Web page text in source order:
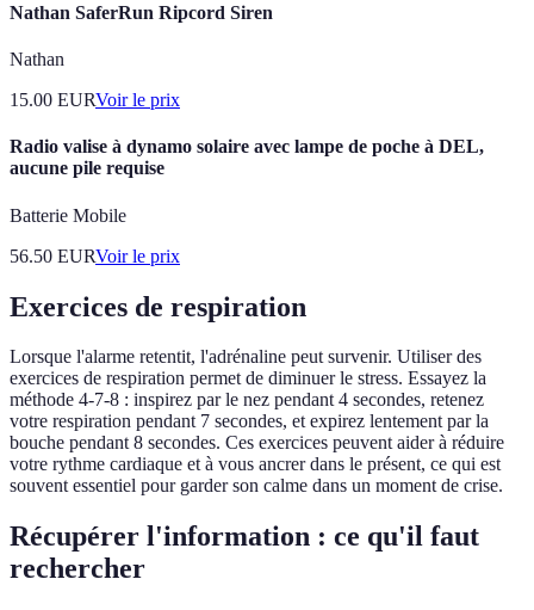
Nathan SaferRun Ripcord Siren
Nathan
15.00 EURVoir le prix
Radio valise à dynamo solaire avec lampe de poche à DEL,
aucune pile requise
Batterie Mobile
56.50 EURVoir le prix
Exercices de respiration
Lorsque l'alarme retentit, l'adrénaline peut survenir. Utiliser des
exercices de respiration permet de diminuer le stress. Essayez la
méthode 4-7-8 : inspirez par le nez pendant 4 secondes, retenez
votre respiration pendant 7 secondes, et expirez lentement par la
bouche pendant 8 secondes. Ces exercices peuvent aider à réduire
votre rythme cardiaque et à vous ancrer dans le présent, ce qui est
souvent essentiel pour garder son calme dans un moment de crise.
Récupérer l'information : ce qu'il faut
rechercher